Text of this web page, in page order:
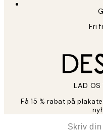
Fri
LAD OS
Få 15 % rabat på